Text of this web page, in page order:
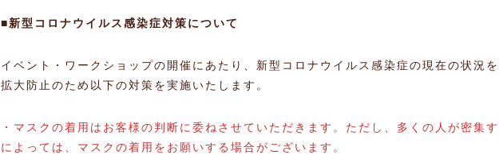
■新型コロナウイルス感染症対策について
イベント・ワークショップの開催にあたり、新型コロナウイルス感染症の現在の状況
拡大防止のため以下の対策を実施いたします。
・マスクの着用はお客様の判断に委ねさせていただきます。ただし、多くの人が密集
によっては、マスクの着用をお願いする場合がございます。